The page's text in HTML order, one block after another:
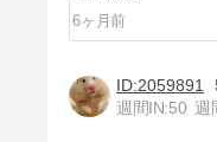
6ヶ月前
2059891
週間IN:50 週